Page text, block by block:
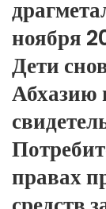
ноября
Дети
правах